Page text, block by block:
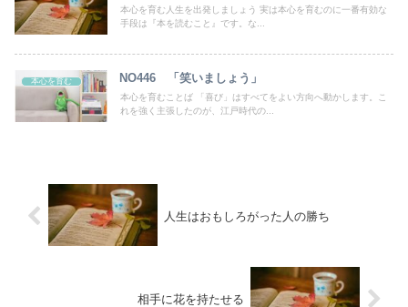
本心を育む人生を出発しましょう 実は本心を育むのに一番有効な
手段は『本を読むこと』です。な...
本心を育む NO446 「笑いましょう」
本心を育むことば 「喜び」はすべてをよい方向へ動かします。こ
れを強く主張したのが、江戸時代の...
人生はおもしろがった人の勝ち
相手に花を持たせる